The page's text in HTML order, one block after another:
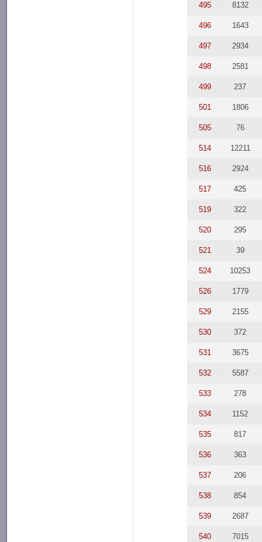
495 8132
496 1643
497 2934
498 2581
499 237
501 1806
505 76
514 12211
516 2924
517 425
519 322
520 295
521 39
524 10253
526 1779
529 2155
530 372
531 3675
532 5587
533 278
534 1152
535 817
536 363
537 206
538 854
539 2687
540 7015